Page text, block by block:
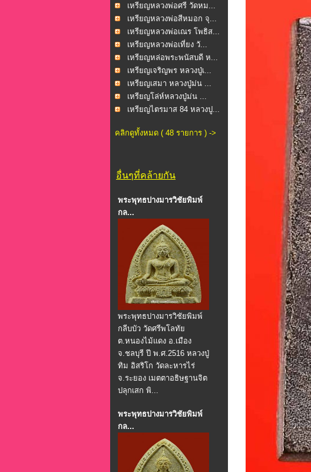
รม...
เหรียญหลวงพ่อศรี วัดหม...
เหรียญหลวงพ่อสีหมอก จุ...
เหรียญหลวงพ่อเณร โพธิส...
เหรียญหลวงพ่อเที่ยง วั...
เหรียญหล่อพระพนัสบดี ห...
เหรียญเจริญพร หลวงปู่เ...
เหรียญเสมา หลวงปู่ม่น ...
เหรียญโล่ห์หลวงปู่ม่น ...
เหรียญไตรมาส 84 หลวงปู...
คลิกดูทั้งหมด ( 48 รายการ ) ->
อื่นๆที่คล้ายกัน
พระพุทธปางมารวิชัยพิมพ์
กล...
พระพุทธปางมารวิชัยพิมพ์
กลีบบัว วัดศรีพโลทัย
ต.หนองไม้แดง อ.เมือง
จ.ชลบุรี ปี พ.ศ.2516 หลวงปู่
ทิม อิสริโก วัดละหารไร่
จ.ระยอง เมตตาอธิษฐานจิต
ปลุกเสก พิ...
พระพุทธปางมารวิชัยพิมพ์
กล...